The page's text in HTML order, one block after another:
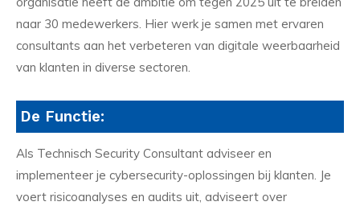
naar 30 medewerkers. Hier werk je samen met ervaren
consultants aan het verbeteren van digitale weerbaarheid
van klanten in diverse sectoren.
De Functie:
Als Technisch Security Consultant adviseer en
implementeer je cybersecurity-oplossingen bij klanten. Je
voert risicoanalyses en audits uit, adviseert over